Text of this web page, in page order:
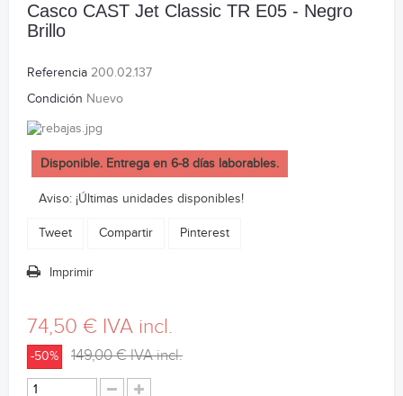
Casco CAST Jet Classic TR E05 - Negro
Brillo
Referencia 200.02.137
Condición Nuevo
Disponible. Entrega en 6-8 días laborables.
Aviso: ¡Últimas unidades disponibles!
Tweet Compartir Pinterest
Imprimir
74,50 € IVA incl.
-50% 149,00 €IVA incl.